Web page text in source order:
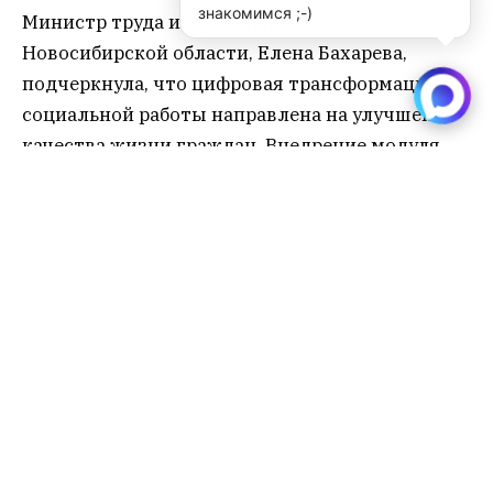
Министр труда и социального развития
Новосибирской области, Елена Бахарева,
подчеркнула, что цифровая трансформация
социальной работы направлена на улучшение
качества жизни граждан. Внедрение модуля
знакомимся ;-)